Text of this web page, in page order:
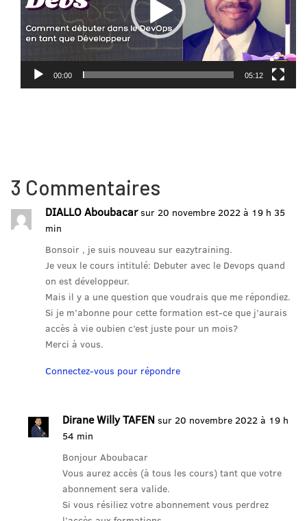
00:00 05:12
3 Commentaires
DIALLO Aboubacar sur 20 novembre 2022 à 19 h 35
min
Bonsoir , je suis nouveau sur eazytraining.
Je veux le cours intitulé: Debuter avec le Devops quand
on est développeur.
Mais il y a une question que voudrais que me répondiez.
Si je m’abonne pour cette formation est-ce que j’aurais
accès à vie oubien c’est juste pour un mois?
Merci à vous.
Connectez-vous pour répondre
Dirane Willy TAFEN sur 20 novembre 2022 à 19 h
54 min
Bonjour Aboubacar
Vous aurez accès (à tous les cours) tant que votre
abonnement sera valide.
Si vous résiliez votre abonnement vous perdrez